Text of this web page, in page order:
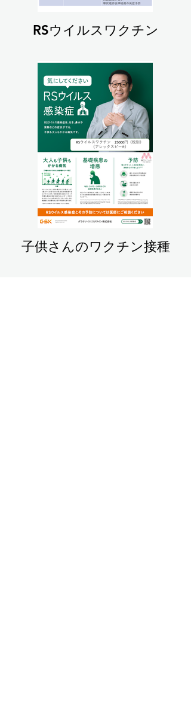
2023年以降、1歳未満のお子さまへの接種
はお受けしておりません。
アプリ】にてご予約のうえご来院ください。
📱 デジスマアプリなら「自宅で問診」「自
動会計」もできて便利です！
RSウイルスワクチン
子供さんのワクチン接種